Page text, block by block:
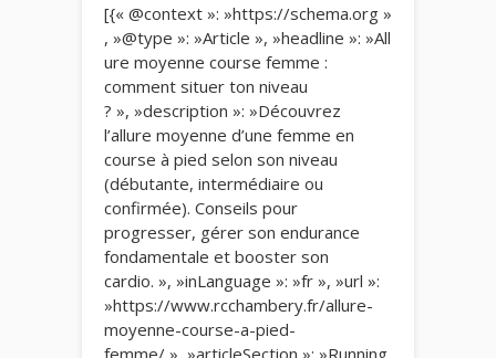
[{« @context »: »https://schema.org »
, »@type »: »Article », »headline »: »All
ure moyenne course femme :
comment situer ton niveau
? », »description »: »Découvrez
l’allure moyenne d’une femme en
course à pied selon son niveau
(débutante, intermédiaire ou
confirmée). Conseils pour
progresser, gérer son endurance
fondamentale et booster son
cardio. », »inLanguage »: »fr », »url »:
»https://www.rcchambery.fr/allure-
moyenne-course-a-pied-
femme/ », »articleSection »: »Running